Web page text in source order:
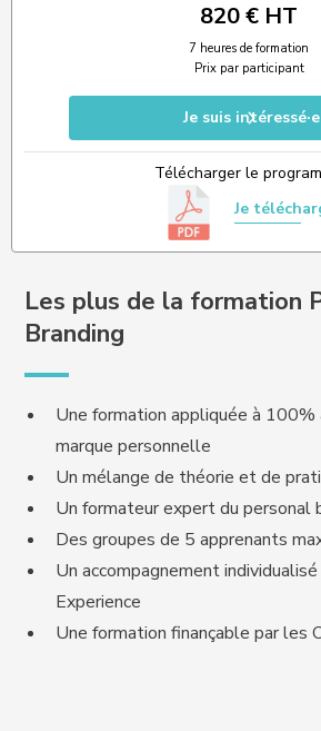
820 € HT
7 heures de formation
Prix par participant
Je suis intéressé·e
Télécharger le
Je
Les plus de la formation
Branding
Une formation appliquée à 100%
marque personnelle
Un mélange de théorie et de
Un formateur expert du personal
Des groupes de 5 apprenants
Un accompagnement
Experience
Une formation finançable par les